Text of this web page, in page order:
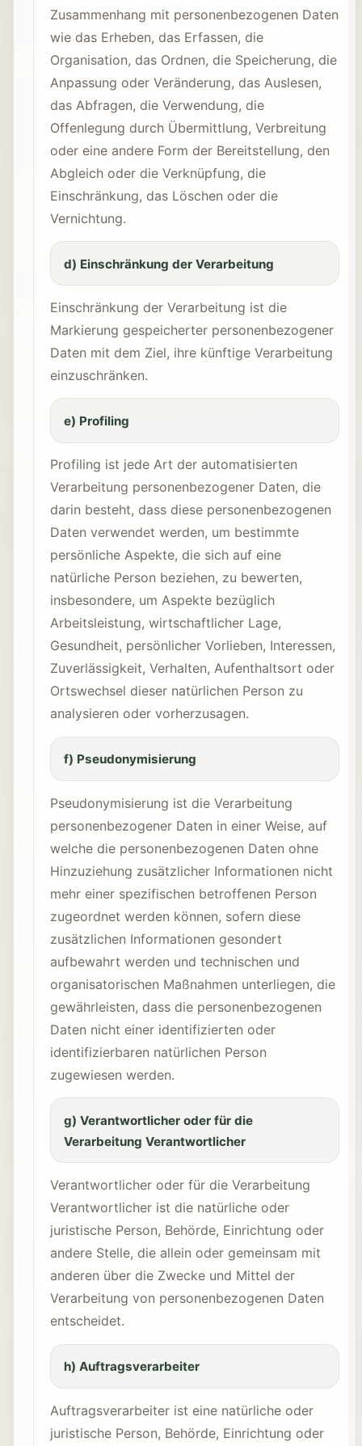
Zusammenhang mit personenbezogenen Daten
wie das Erheben, das Erfassen, die
Organisation, das Ordnen, die Speicherung, die
Anpassung oder Veränderung, das Auslesen,
das Abfragen, die Verwendung, die
Offenlegung durch Übermittlung, Verbreitung
oder eine andere Form der Bereitstellung, den
Abgleich oder die Verknüpfung, die
Einschränkung, das Löschen oder die
Vernichtung.
d) Einschränkung der Verarbeitung
Einschränkung der Verarbeitung ist die
Markierung gespeicherter personenbezogener
Daten mit dem Ziel, ihre künftige Verarbeitung
einzuschränken.
e) Profiling
Profiling ist jede Art der automatisierten
Verarbeitung personenbezogener Daten, die
darin besteht, dass diese personenbezogenen
Daten verwendet werden, um bestimmte
persönliche Aspekte, die sich auf eine
natürliche Person beziehen, zu bewerten,
insbesondere, um Aspekte bezüglich
Arbeitsleistung, wirtschaftlicher Lage,
Gesundheit, persönlicher Vorlieben, Interessen,
Zuverlässigkeit, Verhalten, Aufenthaltsort oder
Ortswechsel dieser natürlichen Person zu
analysieren oder vorherzusagen.
f) Pseudonymisierung
Pseudonymisierung ist die Verarbeitung
personenbezogener Daten in einer Weise, auf
welche die personenbezogenen Daten ohne
Hinzuziehung zusätzlicher Informationen nicht
mehr einer spezifischen betroffenen Person
zugeordnet werden können, sofern diese
zusätzlichen Informationen gesondert
aufbewahrt werden und technischen und
organisatorischen Maßnahmen unterliegen, die
gewährleisten, dass die personenbezogenen
Daten nicht einer identifizierten oder
identifizierbaren natürlichen Person
zugewiesen werden.
g) Verantwortlicher oder für die
Verarbeitung Verantwortlicher
Verantwortlicher oder für die Verarbeitung
Verantwortlicher ist die natürliche oder
juristische Person, Behörde, Einrichtung oder
andere Stelle, die allein oder gemeinsam mit
anderen über die Zwecke und Mittel der
Verarbeitung von personenbezogenen Daten
entscheidet.
h) Auftragsverarbeiter
Auftragsverarbeiter ist eine natürliche oder
juristische Person, Behörde, Einrichtung oder